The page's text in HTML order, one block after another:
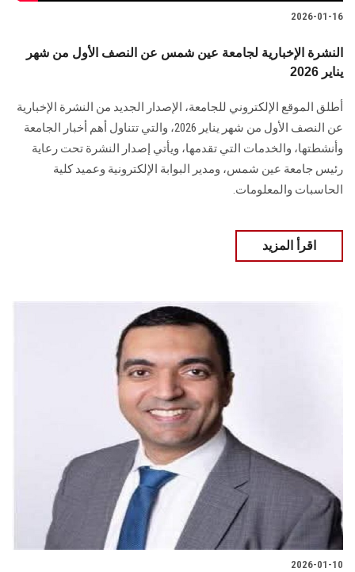
الزائـرون
سجل الان
2026-01-16
النشرة الإخبارية لجامعة عين شمس عن النصف الأول من شهر
يناير 2026
أطلق الموقع الإلكتروني للجامعة، الإصدار الجديد من النشرة الإخبارية
عن النصف الأول من شهر يناير 2026، والتي تتناول أهم أخبار الجامعة
وأنشطتها، والخدمات التي تقدمها، ويأتي إصدار النشرة تحت رعاية
رئيس جامعة عين شمس، ومدير البوابة الإلكترونية وعميد كلية
الحاسبات والمعلومات.
اقرأ المزيد
2026-01-10